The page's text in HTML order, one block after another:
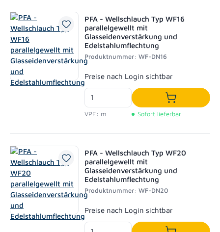
PFA - Wellschlauch Typ WF16
parallelgewellt mit
Glasseidenverstärkung und
Edelstahlumflechtung
Produktnummer: WF-DN16
Regulärer Preis:
Preise nach Login sichtbar
VPE: m
In den
Sofort lieferbar
PFA - Wellschlauch Typ WF20
parallelgewellt mit
Glasseidenverstärkung und
Edelstahlumflechtung
Produktnummer: WF-DN20
Regulärer Preis:
Preise nach Login sichtbar